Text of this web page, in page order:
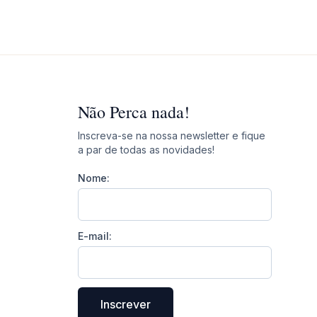
Não Perca nada!
Inscreva-se na nossa newsletter e fique
a par de todas as novidades!
Nome:
E-mail:
Inscrever